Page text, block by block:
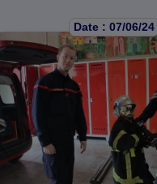
Date : 07/06/24